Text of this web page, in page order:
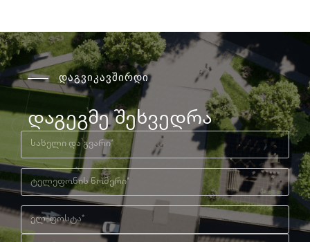
დაგვიკავშირდი
დაგეგმე შეხვედრა